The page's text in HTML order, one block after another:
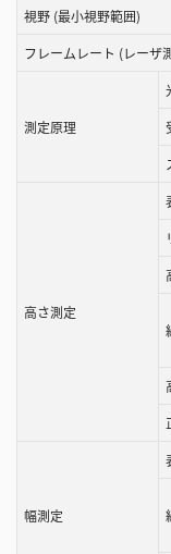
視野 (最小視野範囲)
フレームレート (レーザ
測定原理
高さ測定
幅測定